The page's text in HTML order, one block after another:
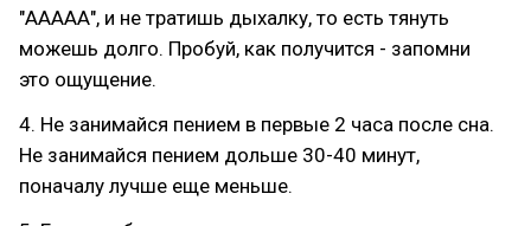
"ААААА", и не тратишь дыхалку, то есть тянуть
можешь долго. Пробуй, как получится - запомни
это ощущение.
4. Не занимайся пением в первые 2 часа после сна.
Не занимайся пением дольше 30-40 минут,
поначалу лучше еще меньше.